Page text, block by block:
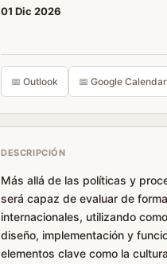
01 Dic 2026
📅 Outlook 📅 Google Calendar
DESCRIPCIÓN
Más allá de las políticas y
será capaz de evaluar de
internacionales, utilizando
diseño, implementación y
elementos clave como la